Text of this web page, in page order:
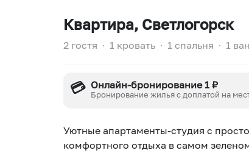
Квартира, Светлогорск
2 гостя ∙ 1 кровать ∙ 1 спальня ∙ 1
💳 Онлайн-бронирование 1 ₽
Бронирование жилья с доплатой на
Уютные апартаменты-студия с
комфортного отдыха в самом